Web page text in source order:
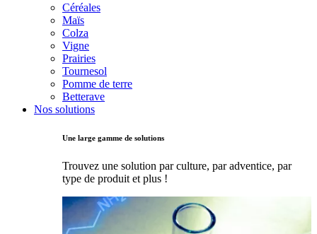
Céréales
Maïs
Colza
Vigne
Prairies
Tournesol
Pomme de terre
Betterave
Nos solutions
Une large gamme de solutions
Trouvez une solution par culture, par adventice, par
type de produit et plus !